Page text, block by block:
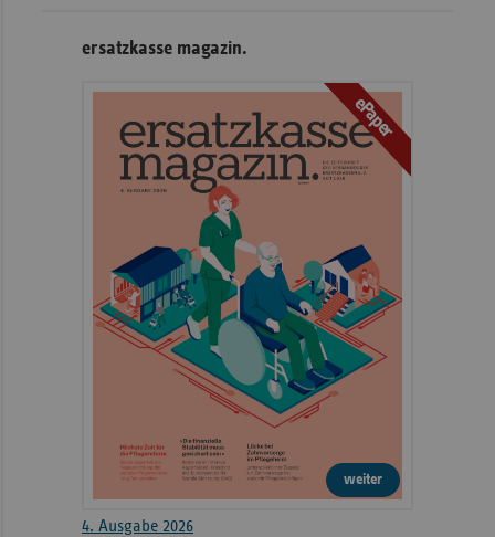
ersatzkasse magazin.
ePaper
weiter
4. Ausgabe 2026